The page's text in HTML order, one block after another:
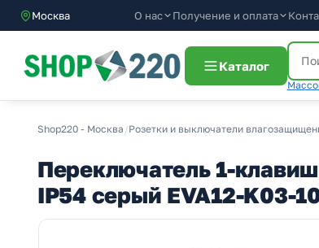
Москва О нас Получение и оплата
Каталог
Shop220 - Москва /Розетки и выключатели
Переключатель 1-
IP54 серый EVA12-K03-